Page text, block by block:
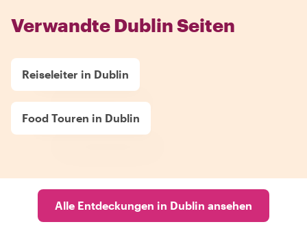
Verwandte Dublin Seiten
Reiseleiter in Dublin
Food Touren in Dublin
Alle Entdeckungen in Dublin ansehen